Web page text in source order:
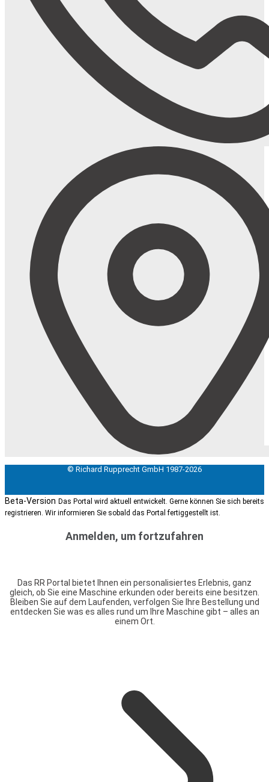
© Richard Rupprecht GmbH 1987-2026
Beta-Version Das Portal wird aktuell entwickelt. Gerne können Sie sich bereits
registrieren. Wir informieren Sie sobald das Portal fertiggestellt ist.
Anmelden, um fortzufahren
Das RR Portal bietet Ihnen ein personalisiertes Erlebnis, ganz
gleich, ob Sie eine Maschine erkunden oder bereits eine besitzen.
Bleiben Sie auf dem Laufenden, verfolgen Sie Ihre Bestellung und
entdecken Sie was es alles rund um Ihre Maschine gibt – alles an
einem Ort.